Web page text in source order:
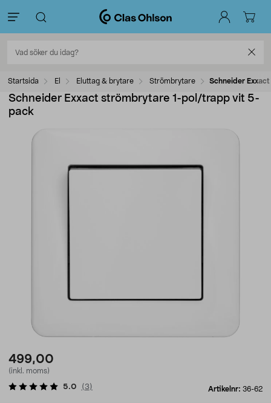
Startsida El Eluttag & brytare Strömbrytare Schneider
Schneider Exxact strömbrytare 1-pol/trapp vit 5-
pack
499,00
(inkl. moms)
Artikelnr: 36-62
5.0 (3)